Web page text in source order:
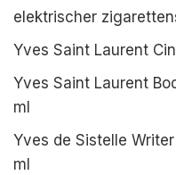
elektrischer
Yves Saint Laurent
Yves Saint Laurent
ml
Yves de Sistelle
ml